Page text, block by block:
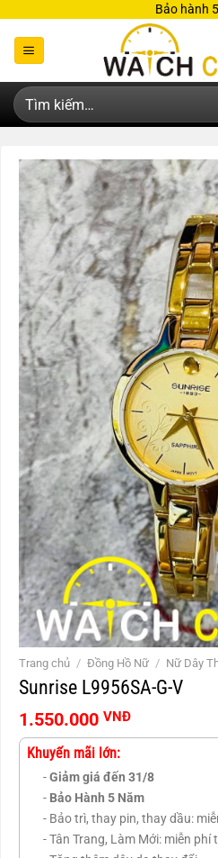
qua
dung
Bảo hành
Tìm
kiếm:
Trang chủ / Đồng Hồ Nữ / Nữ Dây
Sunrise L9956SA-G-V
1.550.000 VNĐ
Khuyến mãi lớn:
-Giảm giá đến 31/8
- Bảo Hành 5 Năm
- Bảo trì, thay pin, thay dầu:
- Tân Trang, Làm Mới: miễn phí